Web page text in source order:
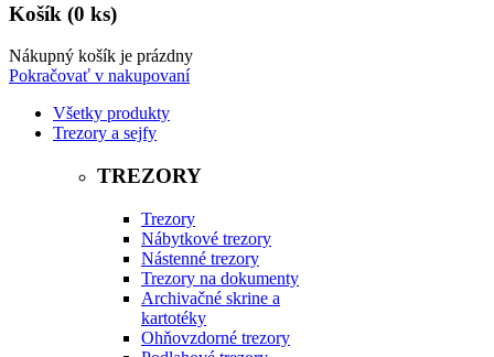
Košík (0 ks)
Nákupný košík je prázdny
Pokračovať v nakupovaní
Všetky produkty
Trezory a sejfy
TREZORY
Trezory
Nábytkové trezory
Nástenné trezory
Trezory na dokumenty
Archivačné skrine a
kartotéky
Ohňovzdorné trezory